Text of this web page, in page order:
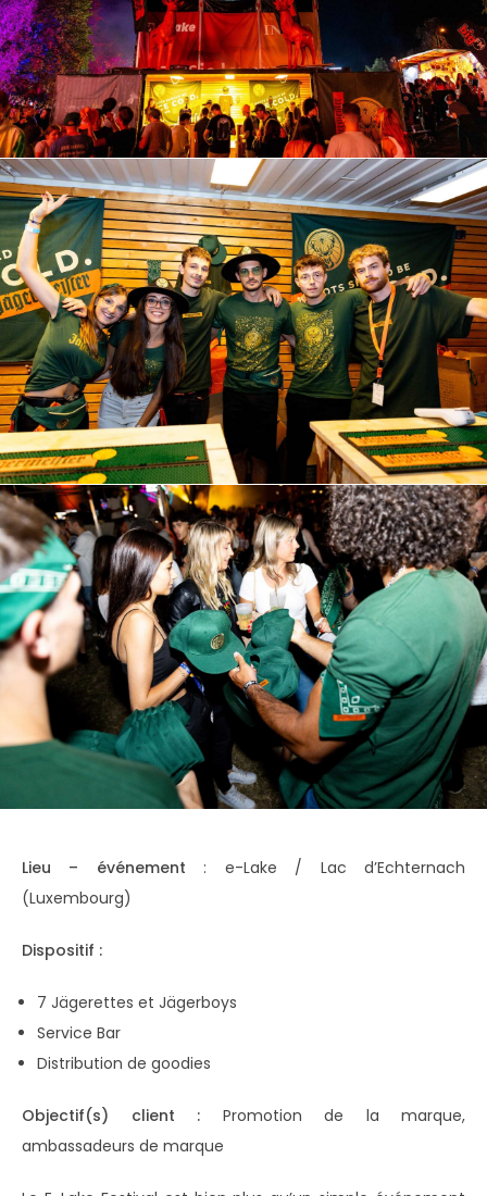
Lieu – événement : e-Lake / Lac d’Echternach
(Luxembourg)
Dispositif :
7 Jägerettes et Jägerboys
Service Bar
Distribution de goodies
Objectif(s) client : Promotion de la marque,
ambassadeurs de marque